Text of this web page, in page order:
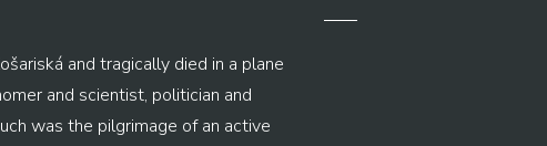
and tragically died in a plane
and scientist, politician and
was the pilgrimage of an active